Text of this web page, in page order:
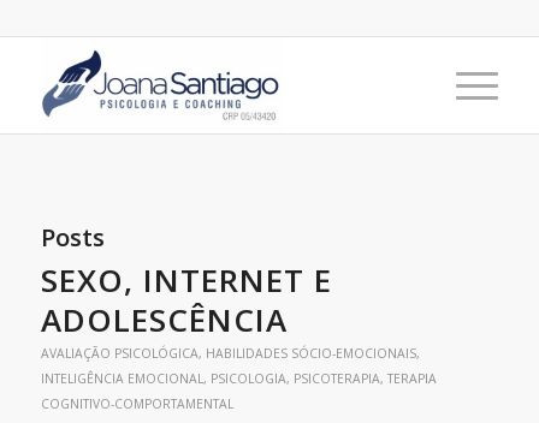
Posts
SEXO, INTERNET E
ADOLESCÊNCIA
AVALIAÇÃO PSICOLÓGICA, HABILIDADES SÓCIO-EMOCIONAIS,
INTELIGÊNCIA EMOCIONAL, PSICOLOGIA, PSICOTERAPIA, TERAPIA
COGNITIVO-COMPORTAMENTAL